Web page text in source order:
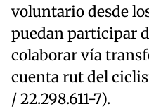
voluntario desde
puedan participar
colaborar vía
cuenta rut del
/ 22.298.611-7).